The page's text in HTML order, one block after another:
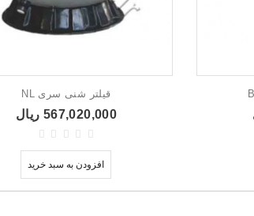
قیلتر شنی سری NL
567,020,000 ریال
افزودن به سبد خرید